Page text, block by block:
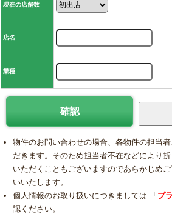
現在の店舗数
店名
業種
物件のお問い合わせの場合、各物件の担当
だきます。そのため担当者不在などにより
いただくこともございますのであらかじめ
いいたします。
個人情報のお取り扱いにつきましては 「 プ
認ください。